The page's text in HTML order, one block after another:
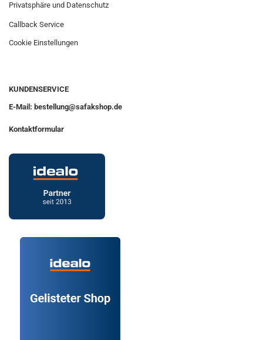
Privatsphäre und Datenschutz
Callback Service
Cookie Einstellungen
KUNDENSERVICE
E-Mail: bestellung@safakshop.de
Kontaktformular